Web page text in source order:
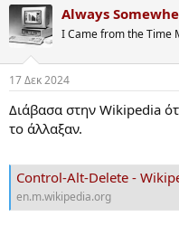
c
t
i
s
Always
I Came from the Time
17 Δεκ 2024
Διάβασα στην Wikipedia
το άλλαξαν.
Control-Alt-Delete -
en.m.wikipedia.org